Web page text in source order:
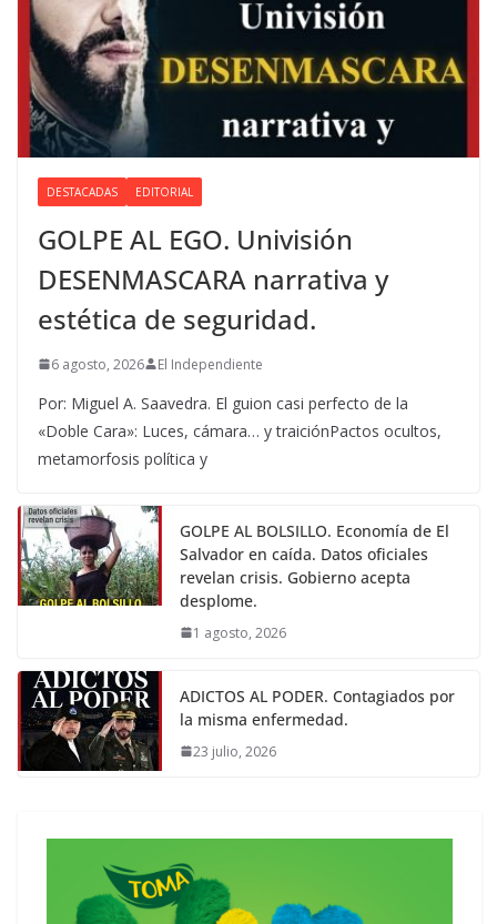
DESTACADAS EDITORIAL
GOLPE AL EGO. Univisión
DESENMASCARA narrativa y
estética de seguridad.
6 agosto, 2026 El Independiente
Por: Miguel A. Saavedra. El guion casi perfecto de la
«Doble Cara»: Luces, cámara… y traiciónPactos ocultos,
metamorfosis política y
GOLPE AL BOLSILLO. Economía de El
Salvador en caída. Datos oficiales
revelan crisis. Gobierno acepta
desplome.
1 agosto, 2026
ADICTOS AL PODER. Contagiados por
la misma enfermedad.
23 julio, 2026